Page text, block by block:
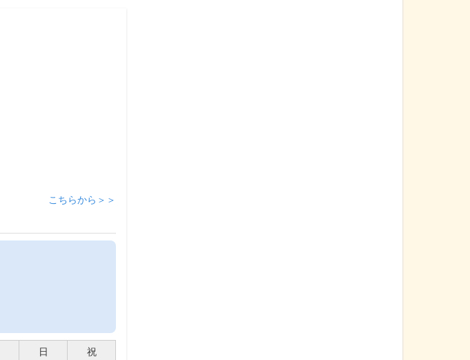
こちらから＞＞
日 祝